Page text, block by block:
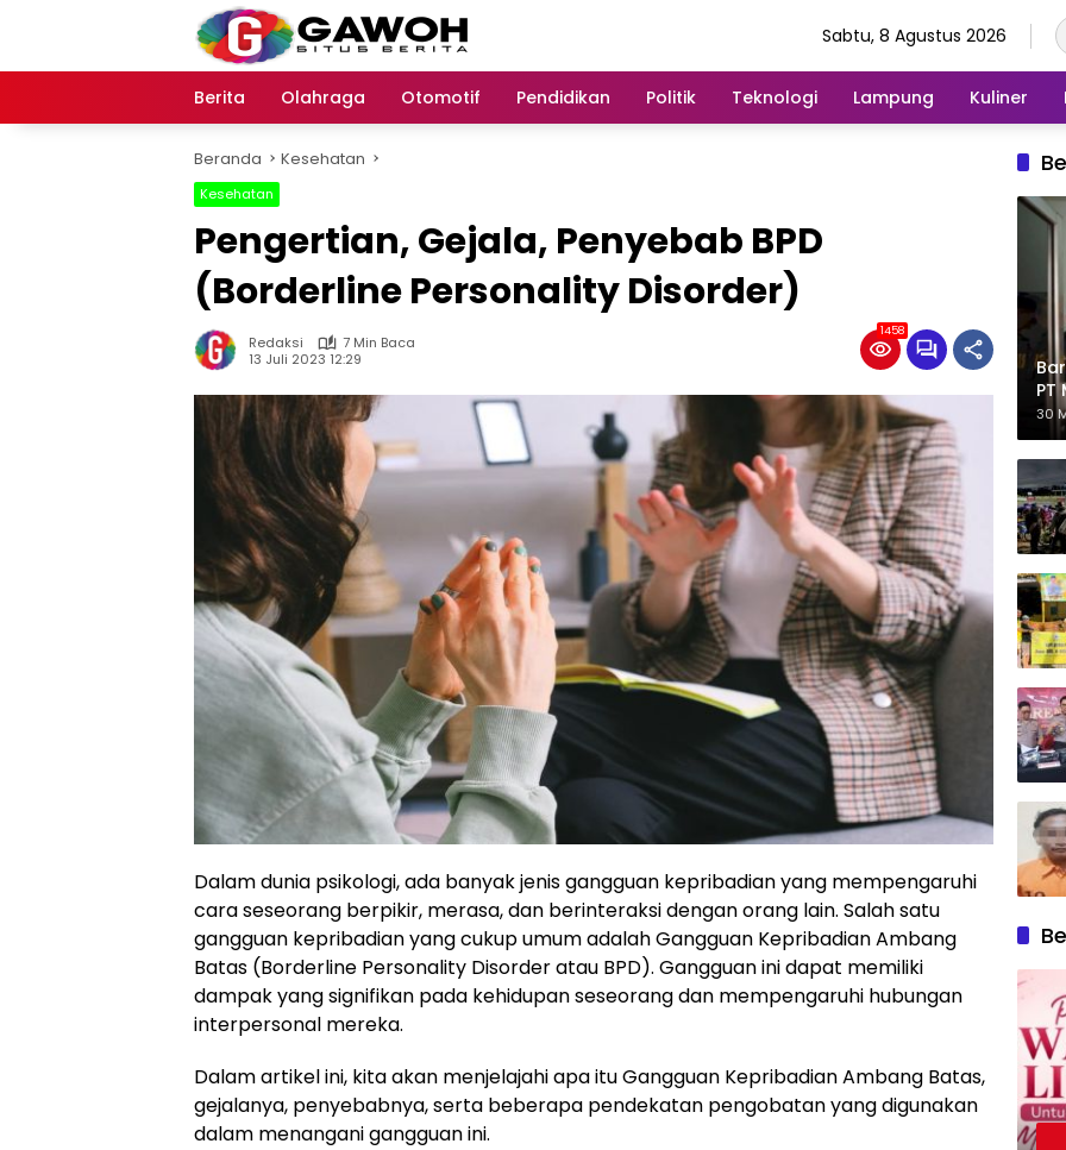
Sabtu, 8 Agustus 2026
Berita Olahraga Otomotif Pendidikan Politik Teknologi Lampung Kuliner
Beranda Kesehatan
Kesehatan
Pengertian, Gejala, Penyebab BPD
(Borderline Personality Disorder)
Redaksi
7 Min Baca
13 Juli 2023 12:29
1458
Dalam dunia psikologi, ada banyak jenis gangguan kepribadian yang mempengaruhi
cara seseorang berpikir, merasa, dan berinteraksi dengan orang lain. Salah satu
gangguan kepribadian yang cukup umum adalah Gangguan Kepribadian Ambang
Batas (Borderline Personality Disorder atau BPD). Gangguan ini dapat memiliki
dampak yang signifikan pada kehidupan seseorang dan mempengaruhi hubungan
interpersonal mereka.
Dalam artikel ini, kita akan menjelajahi apa itu Gangguan Kepribadian Ambang Batas,
gejalanya, penyebabnya, serta beberapa pendekatan pengobatan yang digunakan
dalam menangani gangguan ini.
PT
30